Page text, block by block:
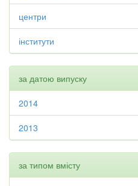
центри
інститути
за датою випуску
2014
2013
за типом вмісту